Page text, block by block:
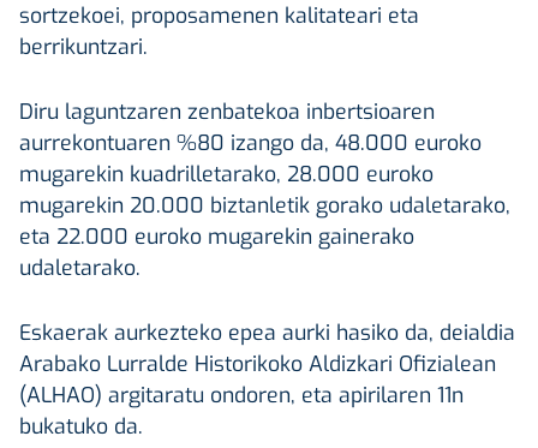
sortzekoei, proposamenen kalitateari eta
berrikuntzari.
Diru laguntzaren zenbatekoa inbertsioaren
aurrekontuaren %80 izango da, 48.000 euroko
mugarekin kuadrilletarako, 28.000 euroko
mugarekin 20.000 biztanletik gorako udaletarako,
eta 22.000 euroko mugarekin gainerako
udaletarako.
Eskaerak aurkezteko epea aurki hasiko da, deialdia
Arabako Lurralde Historikoko Aldizkari Ofizialean
(ALHAO) argitaratu ondoren, eta apirilaren 11n
bukatuko da.